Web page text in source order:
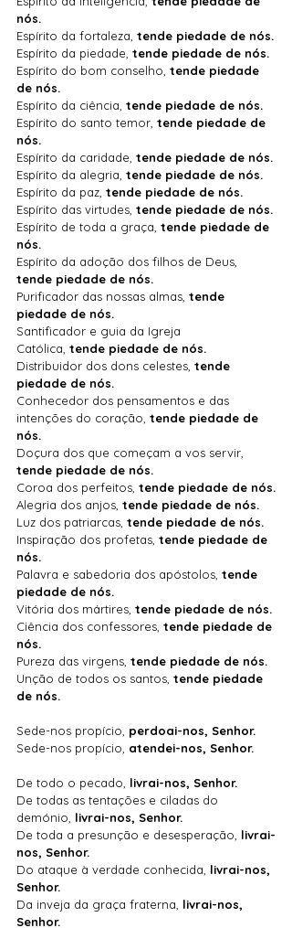
nós.
Espírito da fortaleza, tende piedade de nós.
Espírito da piedade, tende piedade de nós.
Espírito do bom conselho, tende piedade
de nós.
Espírito da ciência, tende piedade de nós.
Espírito do santo temor, tende piedade de
nós.
Espírito da caridade, tende piedade de nós.
Espírito da alegria, tende piedade de nós.
Espírito da paz, tende piedade de nós.
Espírito das virtudes, tende piedade de nós.
Espírito de toda a graça, tende piedade de
nós.
Espírito da adoção dos filhos de Deus,
tende piedade de nós.
Purificador das nossas almas, tende
piedade de nós.
Santificador e guia da Igreja
Católica, tende piedade de nós.
Distribuidor dos dons celestes, tende
piedade de nós.
Conhecedor dos pensamentos e das
intenções do coração, tende piedade de
nós.
Doçura dos que começam a vos servir,
tende piedade de nós.
Coroa dos perfeitos, tende piedade de nós.
Alegria dos anjos, tende piedade de nós.
Luz dos patriarcas, tende piedade de nós.
Inspiração dos profetas, tende piedade de
nós.
Palavra e sabedoria dos apóstolos, tende
piedade de nós.
Vitória dos mártires, tende piedade de nós.
Ciência dos confessores, tende piedade de
nós.
Pureza das virgens, tende piedade de nós.
Unção de todos os santos, tende piedade
de nós.
Sede-nos propício, perdoai-nos, Senhor.
Sede-nos propício, atendei-nos, Senhor.
De todo o pecado, livrai-nos, Senhor.
De todas as tentações e ciladas do
demónio, livrai-nos, Senhor.
De toda a presunção e desesperação, livrai-
nos, Senhor.
Do ataque à verdade conhecida, livrai-nos,
Senhor.
Da inveja da graça fraterna, livrai-nos,
Senhor.